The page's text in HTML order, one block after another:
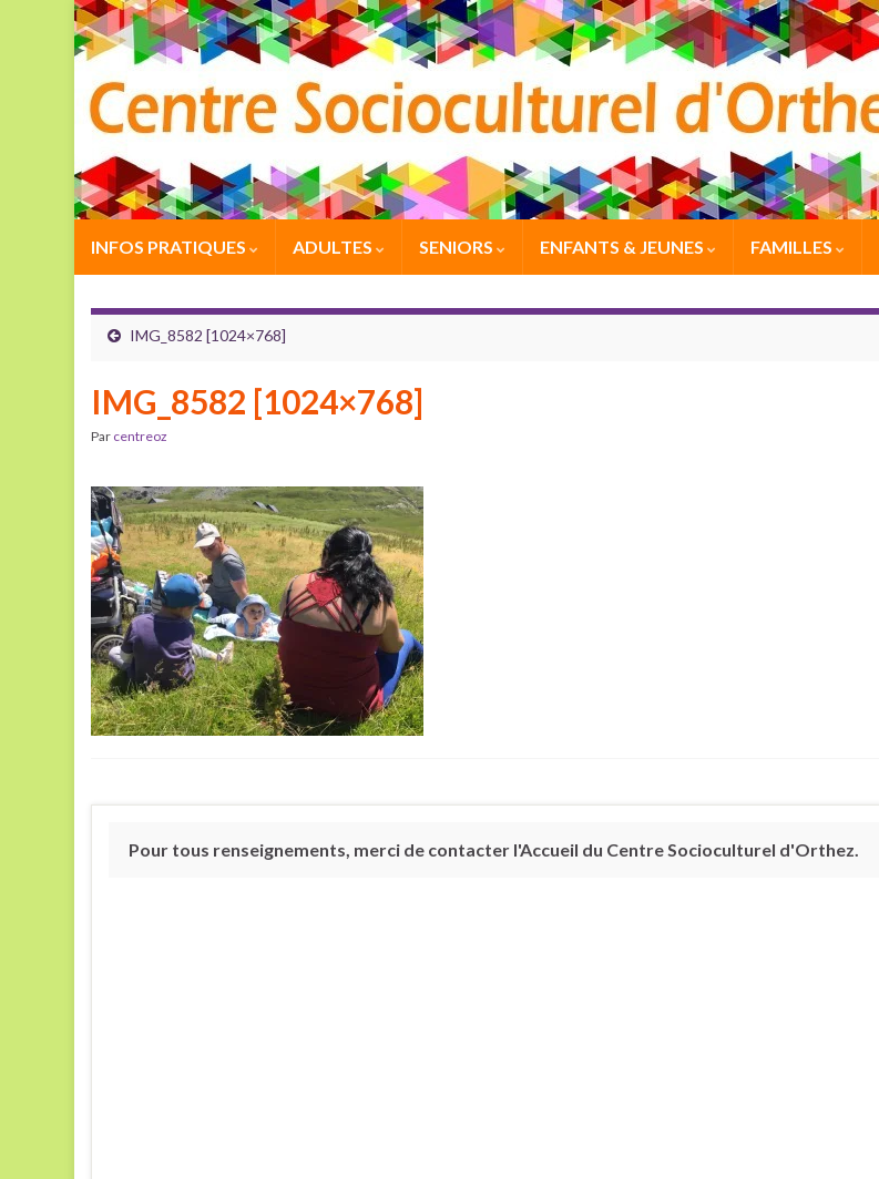
INFOS PRATIQUES ADULTES SENIORS ENFANTS & JEUNES FAMILLES
IMG_8582 [1024×768]
IMG_8582 [1024×768]
Par centreoz
Pour tous renseignements, merci de contacter l'Accueil du Centre Socioculturel d'Orthez.